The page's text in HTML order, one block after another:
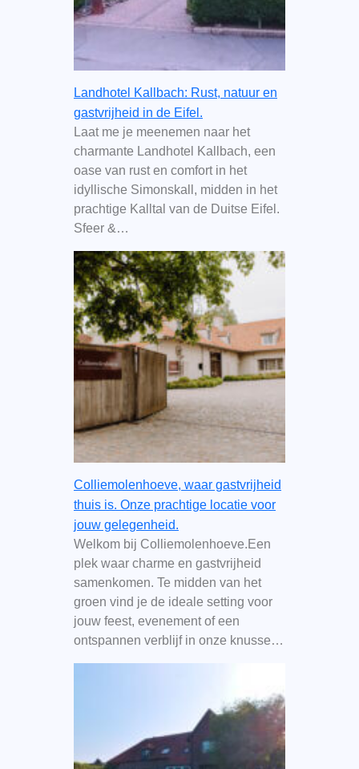
Landhotel Kallbach: Rust, natuur en
gastvrijheid in de Eifel.
Laat me je meenemen naar het
charmante Landhotel Kallbach, een
oase van rust en comfort in het
idyllische Simonskall, midden in het
prachtige Kalltal van de Duitse Eifel.
Sfeer &…
Colliemolenhoeve, waar gastvrijheid
thuis is. Onze prachtige locatie voor
jouw gelegenheid.
Welkom bij Colliemolenhoeve.Een
plek waar charme en gastvrijheid
samenkomen. Te midden van het
groen vind je de ideale setting voor
jouw feest, evenement of een
ontspannen verblijf in onze knusse…